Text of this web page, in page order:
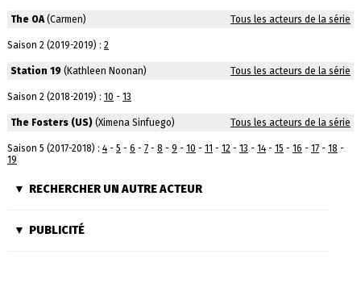
The OA(Carmen) Tous les acteurs de la série
Saison 2 (2019-2019) : 2
Station 19(Kathleen Noonan) Tous les acteurs de la série
Saison 2 (2018-2019) : 10 - 13
The Fosters (US)(Ximena Sinfuego) Tous les acteurs de la série
Saison 5 (2017-2018) : 4- 5 - 6 - 7- 8 - 9 - 10 - 11 - 12- 13 - 14- 15 - 16 - 17- 18 -
19
RECHERCHER UN AUTRE ACTEUR
PUBLICITÉ